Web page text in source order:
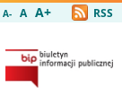
A- A A+ RSS